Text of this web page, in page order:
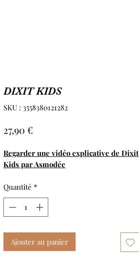
DIXIT KIDS
SKU : 3558380121282
27,90 €
Regarder une vidéo explicative de Dixit
Kids par Asmodée
Quantité *
Ajouter au panier